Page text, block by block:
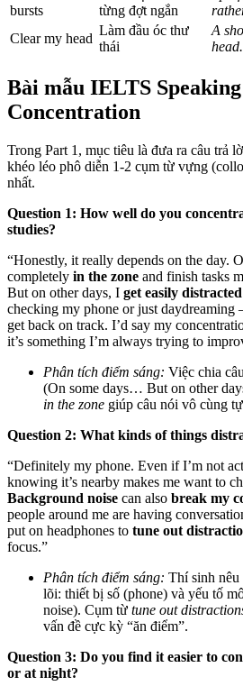
bursts
từng đợt ngắn
Clear my head
Làm đầu óc thư
thái
A
head.
Bài mẫu IELTS
Concentration
Trong Part 1, mục tiêu là đưa ra câu trả
khéo léo phô diễn 1-2 cụm từ vựng
nhất.
Question 1: How well do you
studies?
“Honestly, it really depends on the day.
completely in the zone and finish tasks
But on other days, I get easily distracted
checking my phone or just
get back on track. I’d say my
it’s something I’m always trying to
Phân tích điểm sáng: Việc chia
(On some days… But on other
in the zone giúp câu nói vô cùng
Question 2: What kinds of things
“Definitely my phone. Even if I’m not
knowing it’s nearby makes me want to
Background noise can also break my
people around me are having
put on headphones to tune out
focus.”
Phân tích điểm sáng: Thí sinh nêu
lõi: thiết bị số (phone) và yếu tố
noise). Cụm từ tune out
vấn đề cực kỳ “ăn điểm”.
Question 3: Do you find it easier to
or at night?